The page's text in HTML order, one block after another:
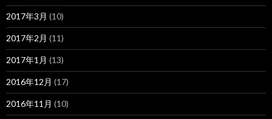
2017年3月 (10)
2017年2月 (11)
2017年1月 (13)
2016年12月 (17)
2016年11月 (10)